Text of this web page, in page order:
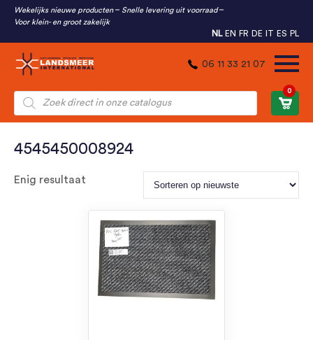
Wekelijks nieuwe producten
Snelle levering uit voorraad
Voor klein- en groot zakelijk
NL EN FR DE IT ES PL
06 11 33 21 07
Producten
zoeken
0
4545450008924
Enig resultaat